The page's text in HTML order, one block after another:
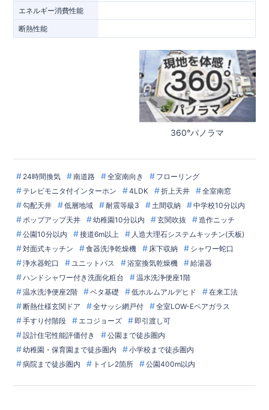
エネルギー消費性能
断熱性能
24時間換気 南道路 全室南向き
フローリング
テレビモニタ付インターホン
4LDK 折上天井
全室南窓
勾配天井
低層地域 耐震等級3 土間収納
中学校10分以内
ポップアップ天井
幼稚園10分以内 玄関吹抜
造作ニッチ
公園10分以内
接道6m以上
人造大理石システムキッチン(天板)
対面式キッチン
食器洗浄乾燥機 床下収納
シャワー蛇口
浄水器蛇口
ユニットバス 浴室換気乾燥機
給湯器
ハンドシャワー付き洗面化粧台
温水洗浄便座1階
温水洗浄便座2階
ベタ基礎 低ホルムアルデヒド
在来工法
断熱仕様玄関ドア
全サッシ網戸付
全室LOW-Eペアガラス
手すり付階段
エコジョーズ
即引渡し可
設計住宅性能評価付き
公園まで徒歩圏内
幼稚園・保育園まで徒歩圏内
小学校まで徒歩圏内
病院まで徒歩圏内
トイレ2箇所 公園400m以内
360°パノラマ